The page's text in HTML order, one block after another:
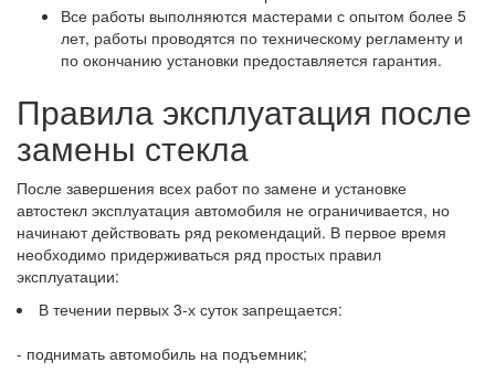
Все работы выполняются мастерами с опытом более 5
лет, работы проводятся по техническому регламенту и
по окончанию установки предоставляется гарантия.
Правила эксплуатация после
замены стекла
После завершения всех работ по замене и установке
автостекл эксплуатация автомобиля не ограничивается, но
начинают действовать ряд рекомендаций. В первое время
необходимо придерживаться ряд простых правил
эксплуатации:
В течении первых 3-х суток запрещается:
- поднимать автомобиль на подъемник;